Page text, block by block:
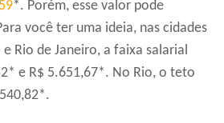
*. Porém, esse valor pode
você ter uma ideia, nas cidades
Rio de Janeiro, a faixa salarial
e R$ 5.651,67*. No Rio, o teto